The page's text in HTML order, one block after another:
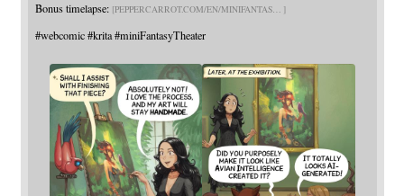
Bonus timelapse: PEPPERCARROT.COM/EN/MINIFANTAS
#webcomic #krita #miniFantasyTheater